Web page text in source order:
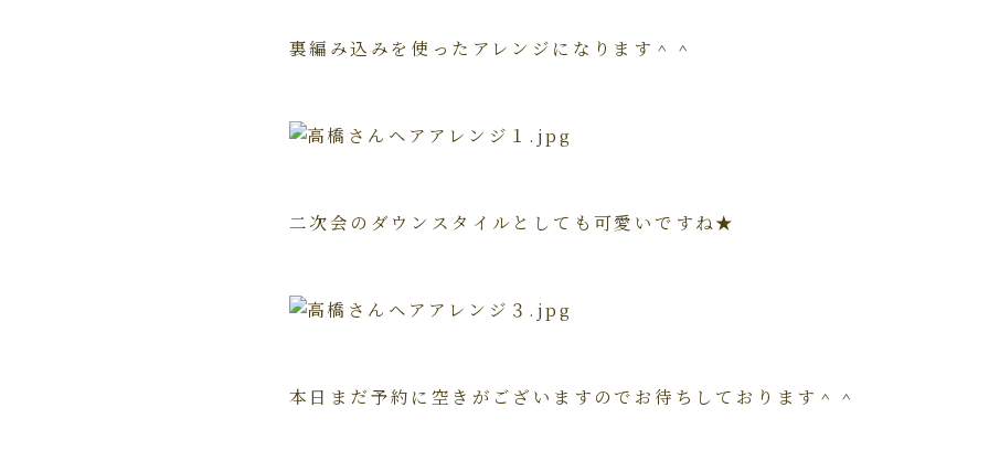
裏編み込みを使ったアレンジになります＾＾
二次会のダウンスタイルとしても可愛いですね★
本日まだ予約に空きがございますのでお待ちしております＾＾